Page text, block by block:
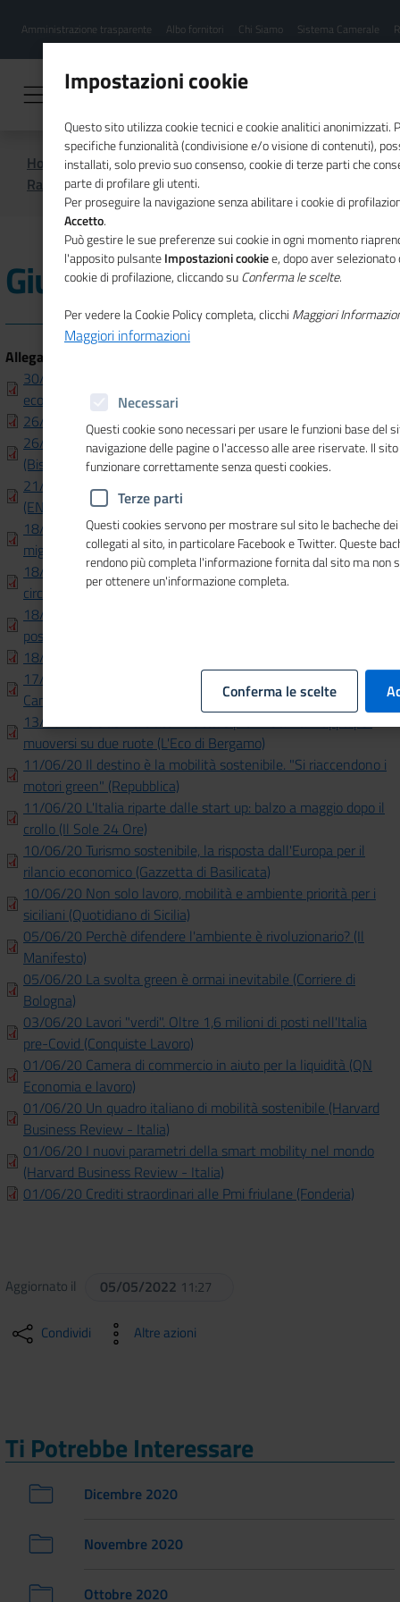
contenuto
Menu
hamburgher
Amministrazione trasparente Albo fornitori Chi Siamo Sistema Camerale
Home CSR
Comunicazione
Rassegna stampa
2020
Giugno 2020
Allegati
30/06/20 Sostenibilità e digitale le nuove frontiere (Up,
economia)
26/06/20 Csr, investimenti per 1,7 miliardi (Il Sole 24 Ore)
26/06/20 Un milione alle imprese della Camera dii commercio
(Bisalta)
21/06/20 Cicloturismo, business da quasi 5 miliardi
(ENORDOVEST.COM)
18/06/20 Sul web l'annuncio dei vincitori Ercole Olivario per la
miglior produzione olivica d'Italia (altoadige.it)
18/06/20 Ciclo di formazione online sui temi dell'economia
circolare (IDEAWEBTV.IT)
18/06/20 Le Camere di commercio centrali nella ricostruzione
post Covid 19 (estense.com)
18/06/20 Questa estate tutti in bici (DonnaModerna)
17/06/20 Alleanza green, Enea insieme a Unindustria e
Camera di commercio di Roma (Avvenire)
13/06/20 Ciclabili a tratti in città e provincia. La mappa per
muoversi su due ruote (L'Eco di Bergamo)
11/06/20 Il destino è la mobilità sostenibile. "Si riaccendono i
motori green" (Repubblica)
11/06/20 L'Italia riparte dalle start up: balzo a maggio dopo il
crollo (Il Sole 24 Ore)
10/06/20 Turismo sostenibile, la risposta dall'Europa per il
rilancio economico (Gazzetta di Basilicata)
10/06/20 Non solo lavoro, mobilità e ambiente priorità per i
siciliani (Quotidiano di Sicilia)
05/06/20 Perchè difendere l'ambiente è rivoluzionario? (Il
Manifesto)
05/06/20 La svolta green è ormai inevitabile (Corriere di
Bologna)
03/06/20 Lavori "verdi". Oltre 1,6 milioni di posti nell'Italia
pre-Covid (Conquiste Lavoro)
01/06/20 Camera di commercio in aiuto per la liquidità (QN
Economia e lavoro)
01/06/20 Un quadro italiano di mobilità sostenibile (Harvard
Business Review - Italia)
01/06/20 I nuovi parametri della smart mobility nel mondo
(Harvard Business Review - Italia)
01/06/20 Crediti straordinari alle Pmi friulane (Fonderia)
Aggiornato il 05/05/2022 11:27
Condividi Altre azioni
Ti Potrebbe Interessare
Dicembre 2020
Novembre 2020
Ottobre 2020
Impostazioni cookie
Questo sito utilizza cookie tecnici e cookie analitici anonimizzati.
specifiche funzionalità (condivisione e/o visione di contenuti),
installati, solo previo suo consenso, cookie di terze parti che
parte di profilare gli utenti.
Per proseguire la navigazione senza abilitare i cookie di
Accetto.
Può gestire le sue preferenze sui cookie in ogni momento
l'apposito pulsanteImpostazioni cookiee, dopo aver
cookie di profilazione, cliccando suConferma le scelte.
Per vedere la Cookie Policy completa, clicchi Maggiori
Maggiori informazioni
Necessari
Questi cookie sono necessari per usare le funzioni base del
navigazione delle pagine o l'accesso alle aree riservate. Il
funzionare correttamente senza questi cookies.
Terze parti
Questi cookies servono per mostrare sul sito le bacheche
collegati al sito, in particolare Facebook e Twitter. Queste
rendono più completa l'informazione fornita dal sito ma non
per ottenere un'informazione completa.
Conferma le scelte